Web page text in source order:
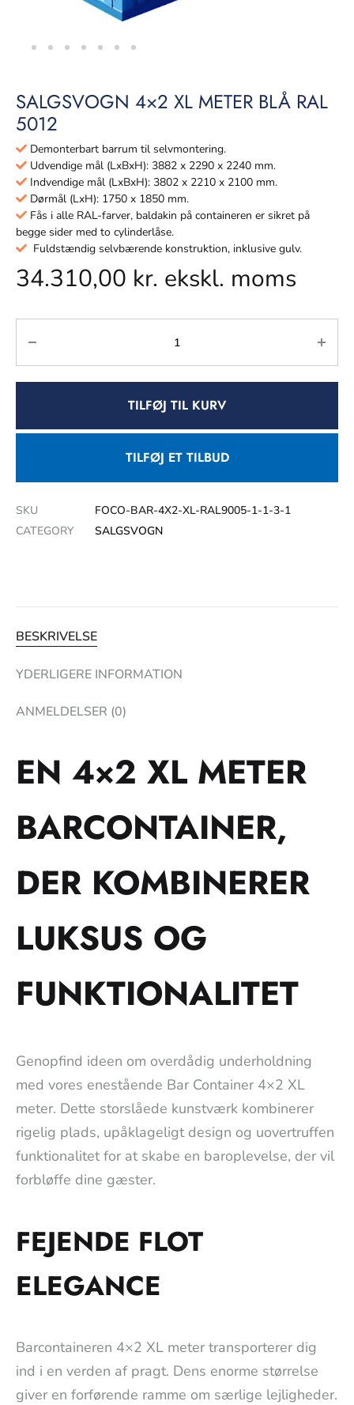
SALGSVOGN 4×2 XL METER BLÅ RAL
5012
Demonterbart barrum til selvmontering.
Udvendige mål (LxBxH): 3882 x 2290 x 2240 mm.
Indvendige mål (LxBxH): 3802 x 2210 x 2100 mm.
Dørmål (LxH): 1750 x 1850 mm.
Fås i alle RAL-farver, baldakin på containeren er sikret på
begge sider med to cylinderlåse.
Fuldstændig selvbærende konstruktion, inklusive gulv.
34.310,00 kr. ekskl. moms
TILFØJ TIL KURV
TILFØJ ET TILBUD
SKU
FOCO-BAR-4X2-XL-RAL9005-1-1-3-1
CATEGORY
SALGSVOGN
BESKRIVELSE
YDERLIGERE INFORMATION
ANMELDELSER (0)
EN 4×2 XL METER
BARCONTAINER,
DER KOMBINERER
LUKSUS OG
FUNKTIONALITET
Genopfind ideen om overdådig underholdning
med vores enestående Bar Container 4×2 XL
meter. Dette storslåede kunstværk kombinerer
rigelig plads, upåklageligt design og uovertruffen
funktionalitet for at skabe en baroplevelse, der vil
forbløffe dine gæster.
FEJENDE FLOT
ELEGANCE
Barcontaineren 4×2 XL meter transporterer dig
ind i en verden af pragt. Dens enorme størrelse
giver en forførende ramme om særlige lejligheder.